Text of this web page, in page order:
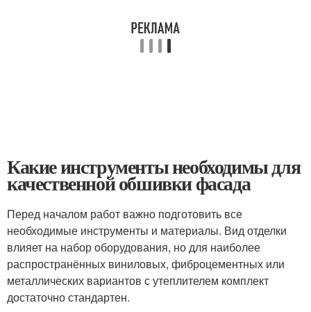
Какие инструменты необходимы для
качественной обшивки фасада
Перед началом работ важно подготовить все
необходимые инструменты и материалы. Вид отделки
влияет на набор оборудования, но для наиболее
распространённых виниловых, фиброцементных или
металлических вариантов с утеплителем комплект
достаточно стандартен.